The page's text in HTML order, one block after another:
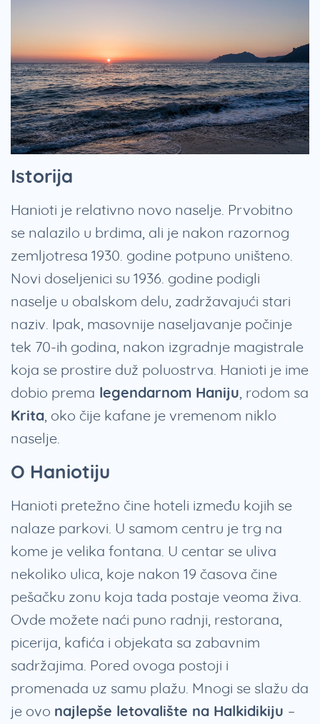
Istorija
Hanioti je relativno novo naselje. Prvobitno
se nalazilo u brdima, ali je nakon razornog
zemljotresa 1930. godine potpuno uništeno.
Novi doseljenici su 1936. godine podigli
naselje u obalskom delu, zadržavajući stari
naziv. Ipak, masovnije naseljavanje počinje
tek 70-ih godina, nakon izgradnje magistrale
koja se prostire duž poluostrva. Hanioti je ime
dobio prema legendarnom Haniju, rodom sa
Krita, oko čije kafane je vremenom niklo
naselje.
O Haniotiju
Hanioti pretežno čine hoteli između kojih se
nalaze parkovi. U samom centru je trg na
kome je velika fontana. U centar se uliva
nekoliko ulica, koje nakon 19 časova čine
pešačku zonu koja tada postaje veoma živa.
Ovde možete naći puno radnji, restorana,
picerija, kafića i objekata sa zabavnim
sadržajima. Pored ovoga postoji i
promenada uz samu plažu. Mnogi se slažu da
je ovo najlepše letovalište na Halkidikiju –